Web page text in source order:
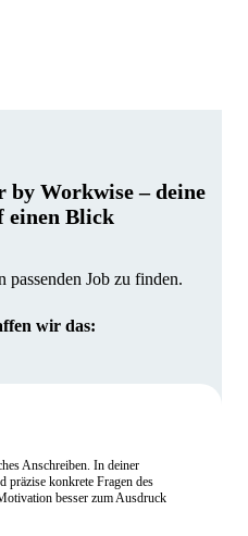
by Workwise – deine
einen Blick
passenden Job zu finden.
wir das:
Anschreiben. In deiner
präzise konkrete Fragen des
besser zum Ausdruck